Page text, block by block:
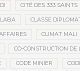
CITÉ DES 333 SAINTS
CLASSE
CLIMAT MALI
CO-CONSTRUCTION
CODE MINIER